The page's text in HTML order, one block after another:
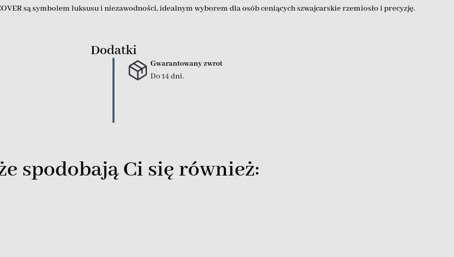
są symbolem luksusu i niezawodności, idealnym wyborem dla osób ceniących szwajcarskie rzemiosło i precyzję.
Dodatki
Gwarantowany zwrot
Do 14 dni.
spodobają Ci się również: